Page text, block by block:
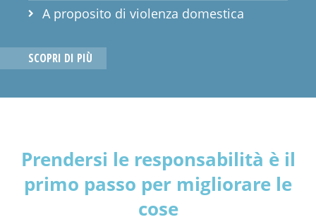
SCOPRI DI PIÙ
A proposito di violenza domestica
Prendersi le responsabilità è il
primo passo per migliorare le
cose